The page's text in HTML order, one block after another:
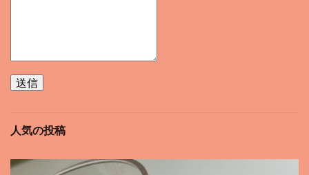
人気の投稿